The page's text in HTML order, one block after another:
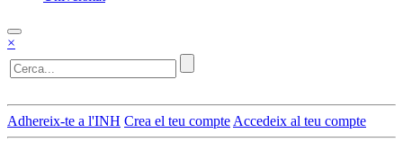
×
Adhereix-te a l'INH Crea el teu compte Accedeix al teu compte